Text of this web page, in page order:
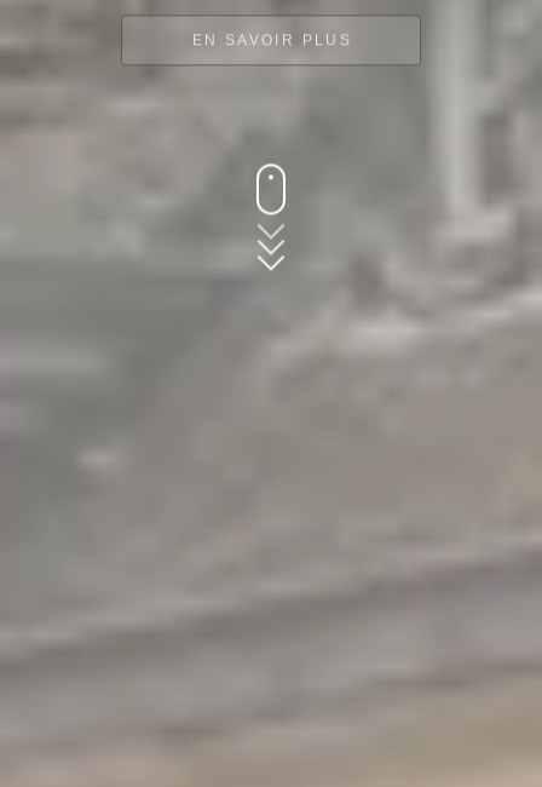
EN SAVOIR PLUS